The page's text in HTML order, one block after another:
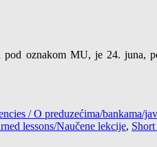
oznakom MU, je 24. juna,
/ O preduzećima/bankama/
lessons/Naučene lekcije,